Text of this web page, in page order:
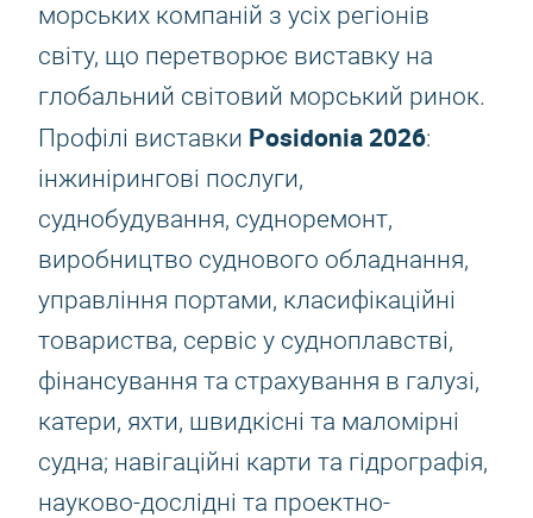
морських компаній з усіх регіонів
світу, що перетворює виставку на
глобальний світовий морський ринок.
Профілі виставки Posidonia 2026:
інжинірингові послуги,
суднобудування, судноремонт,
виробництво суднового обладнання,
управління портами, класифікаційні
товариства, сервіс у судноплавстві,
фінансування та страхування в галузі,
катери, яхти, швидкісні та маломірні
судна; навігаційні карти та гідрографія,
науково-дослідні та проектно-